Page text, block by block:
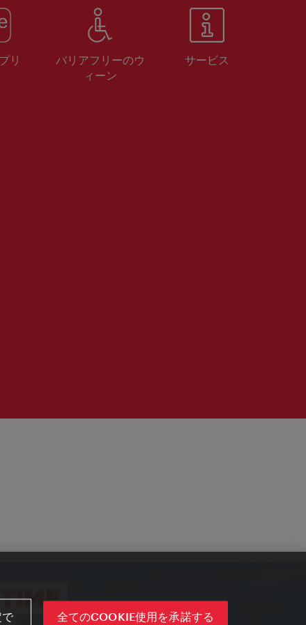
リ
バリアフリーのウ
ィーン
サービス
全てのCOOKIE使用を承諾する